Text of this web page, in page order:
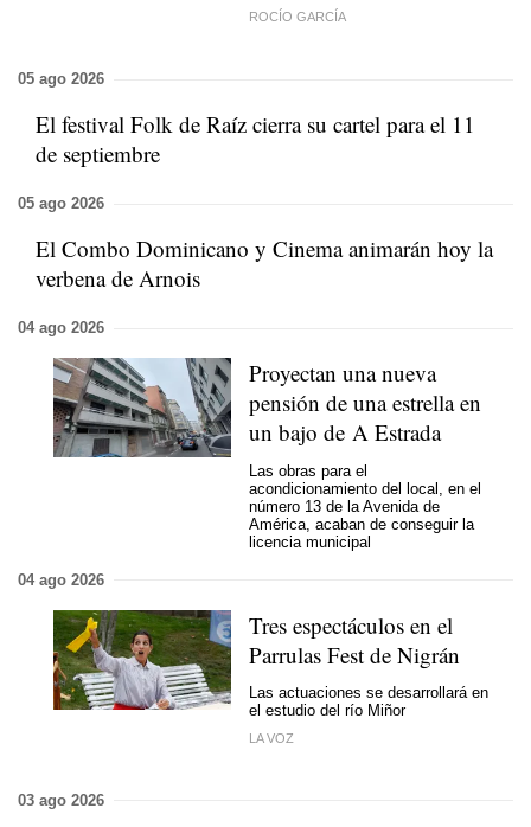
ROCÍO GARCÍA
05 ago 2026
El festival Folk de Raíz cierra su cartel para el 11
de septiembre
05 ago 2026
El Combo Dominicano y Cinema animarán hoy la
verbena de Arnois
04 ago 2026
Proyectan una nueva
pensión de una estrella en
un bajo de A Estrada
Las obras para el
acondicionamiento del local, en el
número 13 de la Avenida de
América, acaban de conseguir la
licencia municipal
04 ago 2026
Tres espectáculos en el
Parrulas Fest de Nigrán
Las actuaciones se desarrollará en
el estudio del río Miñor
LA VOZ
03 ago 2026